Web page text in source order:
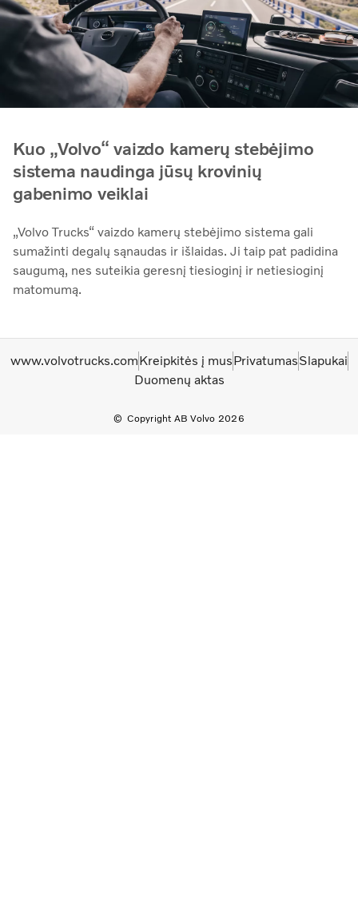
Kuo „Volvo“ vaizdo kamerų stebėjimo
sistema naudinga jūsų krovinių
gabenimo veiklai
„Volvo Trucks“ vaizdo kamerų stebėjimo sistema gali
sumažinti degalų sąnaudas ir išlaidas. Ji taip pat padidina
saugumą, nes suteikia geresnį tiesioginį ir netiesioginį
matomumą.
Copyright AB Volvo 2026
www.volvotrucks.comKreipkitės į musPrivatumasSlapukai
Duomenų aktas